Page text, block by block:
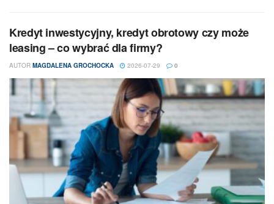
Kredyt inwestycyjny, kredyt obrotowy czy może
leasing – co wybrać dla firmy?
AUTOR MAGDALENA GROCHOCKA 2026-07-29 0